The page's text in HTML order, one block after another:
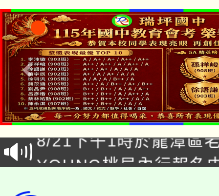
「本色祭」8/29、30在
場熱烈登場!
8/21下午1時於龍潭區
徵才活動。
YOUNG桃局內行報名